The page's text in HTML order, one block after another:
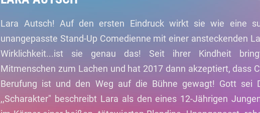
Lara Autsch! Auf den ersten Eindruck wirkt sie wie eine
unangepasste Stand-Up Comedienne mit einer ansteckenden
Wirklichkeit...ist sie genau das! Seit ihrer Kindheit
Mitmenschen zum Lachen und hat 2017 dann akzeptiert, dass
Berufung ist und den Weg auf die Bühne gewagt! Gott sei
,,Scharakter" beschreibt Lara als den eines 12-Jährigen